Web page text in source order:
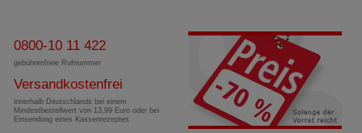
0800-10 11 422
gebührenfreie Rufnummer
Versandkostenfrei
innerhalb Deutschlands bei einem
Mindestbestellwert von 13,99 Euro oder bei
Einsendung eines Kassenrezeptes